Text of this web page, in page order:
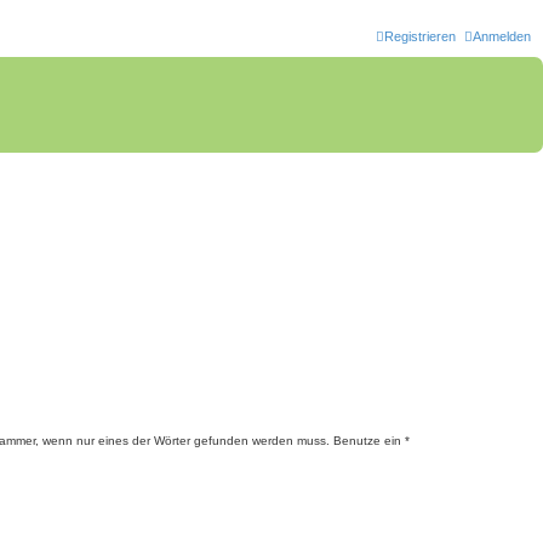
Anmelden
Registrieren
wenn nur eines der Wörter gefunden werden muss. Benutze ein *